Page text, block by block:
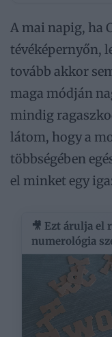
A mai napig, ha
tévéképernyőn,
tovább akkor
maga módján
mindig
látom, hogy a
többségében
el minket egy
🎥 Ezt árulja el
numerológia